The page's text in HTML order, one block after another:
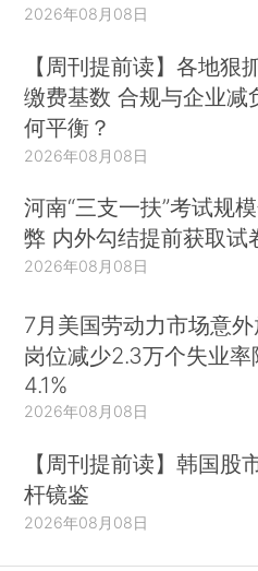
2026年08月08日
【周刊提前读】各地狠
缴费基数 合规与企业减
何平衡？
2026年08月08日
河南“三支一扶”考试规
弊 内外勾结提前获取试
2026年08月08日
7月美国劳动力市场意
岗位减少2.3万个失业率
4.1%
2026年08月08日
【周刊提前读】韩国股
杆镜鉴
2026年08月08日